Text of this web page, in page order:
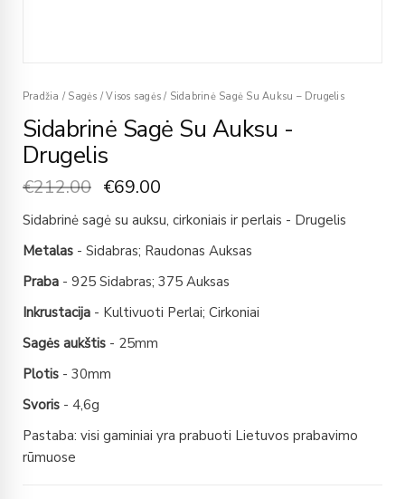
Pradžia / Sagės / Visos sagės /Sidabrinė Sagė Su Auksu – Drugelis
Sidabrinė Sagė Su Auksu -
Drugelis
€212.00 €69.00
Sidabrinė sagė su auksu, cirkoniais ir perlais - Drugelis
Metalas - Sidabras; Raudonas Auksas
Praba - 925 Sidabras; 375 Auksas
Inkrustacija - Kultivuoti Perlai; Cirkoniai
Sagės aukštis - 25mm
Plotis - 30mm
Svoris - 4,6g
Pastaba: visi gaminiai yra prabuoti Lietuvos prabavimo
rūmuose